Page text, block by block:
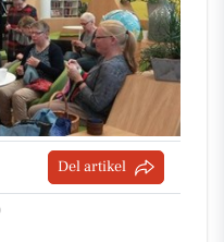
Del artikel